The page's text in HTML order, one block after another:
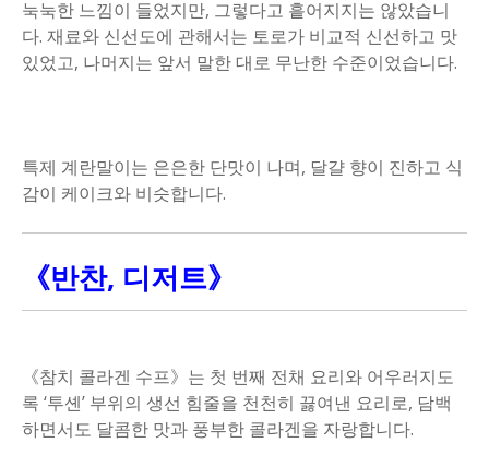
눅눅한 느낌이 들었지만, 그렇다고 흩어지지는 않았습니
다. 재료와 신선도에 관해서는 토로가 비교적 신선하고 맛
있었고, 나머지는 앞서 말한 대로 무난한 수준이었습니다.
특제 계란말이는 은은한 단맛이 나며, 달걀 향이 진하고 식
감이 케이크와 비슷합니다.
《반찬, 디저트》
《참치 콜라겐 수프》는 첫 번째 전채 요리와 어우러지도
록 ‘투셴’ 부위의 생선 힘줄을 천천히 끓여낸 요리로, 담백
하면서도 달콤한 맛과 풍부한 콜라겐을 자랑합니다.